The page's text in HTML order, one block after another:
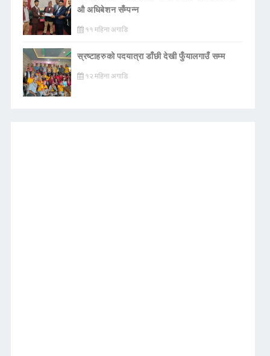
औ अधिबेशन सँम्पन्न
११ महिना अगाडि
स्रष्टाहरुको पदयात्रा डाँछी देखी फुँयालगाउँ सम्म
१२ महिना अगाडि